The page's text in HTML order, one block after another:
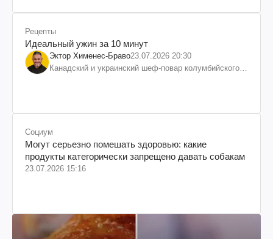
Рецепты
Идеальный ужин за 10 минут
Эктор Хименес-Браво23.07.2026 20:30
Канадский и украинский шеф-повар колумбийского
Социум
Могут серьезно помешать здоровью: какие
продукты категорически запрещено давать собакам
23.07.2026 15:16